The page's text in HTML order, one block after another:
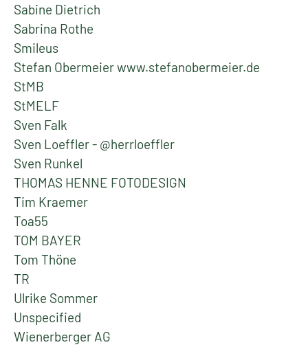
Sabine Dietrich
Sabrina Rothe
Smileus
Stefan Obermeier www.stefanobermeier.de
StMB
StMELF
Sven Falk
Sven Loeffler - @herrloeffler
Sven Runkel
THOMAS HENNE FOTODESIGN
Tim Kraemer
Toa55
TOM BAYER
Tom Thöne
TR
Ulrike Sommer
Unspecified
Wienerberger AG